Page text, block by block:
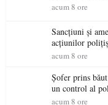
acum 8 ore
Sancțiuni și
acțiunilor
acum 8 ore
Șofer prins
un control al
acum 8 ore